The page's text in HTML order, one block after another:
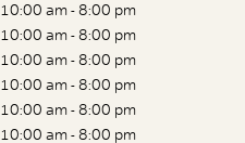
10:00 am - 8:00 pm
10:00 am - 8:00 pm
10:00 am - 8:00 pm
10:00 am - 8:00 pm
10:00 am - 8:00 pm
10:00 am - 8:00 pm